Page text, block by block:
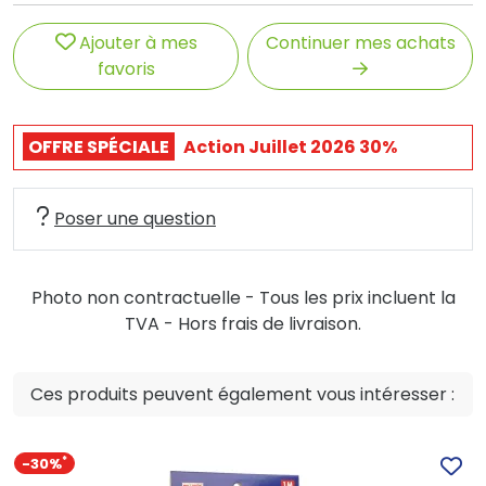
Ajouter à mes
favoris
Continuer mes achats
OFFRE SPÉCIALE Action Juillet 2026 30%
Poser une question
Photo non contractuelle - Tous les prix incluent la
TVA - Hors frais de livraison.
Ces produits peuvent également vous intéresser :
-30%*